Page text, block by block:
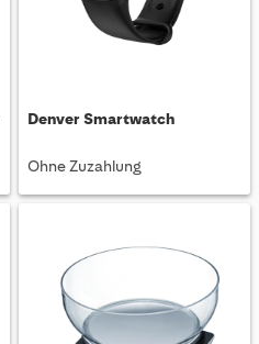
Denver Smartwatch
Ohne Zuzahlung